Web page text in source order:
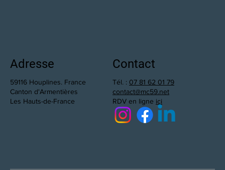
Adresse
59116 Houplines. France
Canton d'Armentières
Les Hauts-de-France
Contact
Tél. : 07 81 62 01 79
contact@mc59.net
RDV en ligne ici